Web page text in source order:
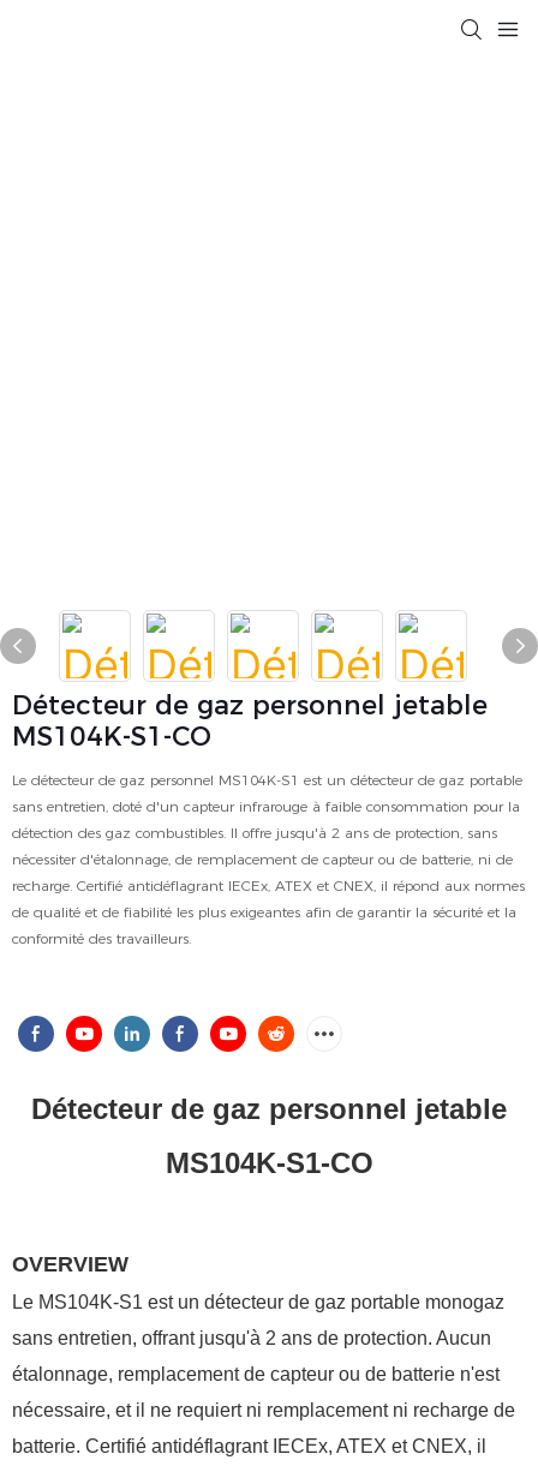
Détecteur de gaz personnel jetable
MS104K-S1-CO
Le détecteur de gaz personnel MS104K-S1 est un détecteur de gaz portable
sans entretien, doté d'un capteur infrarouge à faible consommation pour la
détection des gaz combustibles. Il offre jusqu'à 2 ans de protection, sans
nécessiter d'étalonnage, de remplacement de capteur ou de batterie, ni de
recharge. Certifié antidéflagrant IECEx, ATEX et CNEX, il répond aux normes
de qualité et de fiabilité les plus exigeantes afin de garantir la sécurité et la
conformité des travailleurs.
Détecteur de gaz personnel jetable
MS104K-S1-CO
OVERVIEW
Le MS104K-S1 est un détecteur de gaz portable monogaz
sans entretien, offrant jusqu'à 2 ans de protection. Aucun
étalonnage, remplacement de capteur ou de batterie n'est
nécessaire, et il ne requiert ni remplacement ni recharge de
batterie. Certifié antidéflagrant IECEx, ATEX et CNEX, il